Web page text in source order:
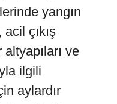
yangın
çıkış
ve
ilgili
aylardır